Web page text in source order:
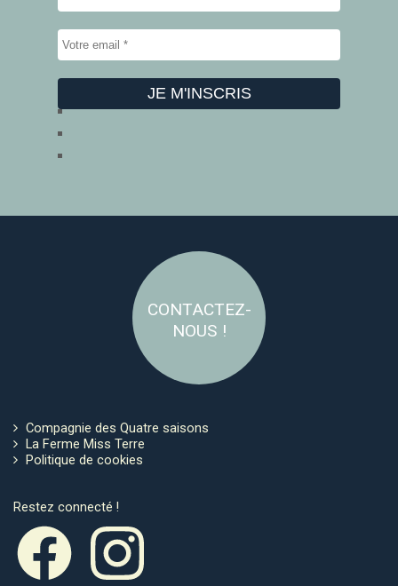
CONTACTEZ-
NOUS !
Compagnie des Quatre saisons
La Ferme Miss Terre
Politique de cookies
Restez connecté !